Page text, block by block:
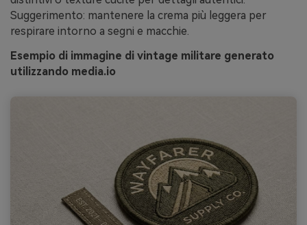
Suggerimento: mantenere la crema più leggera per
respirare intorno a segni e macchie.
Esempio di immagine di vintage militare generato
utilizzando media.io